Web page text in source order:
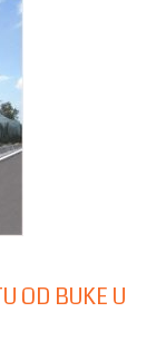
OD BUKE U